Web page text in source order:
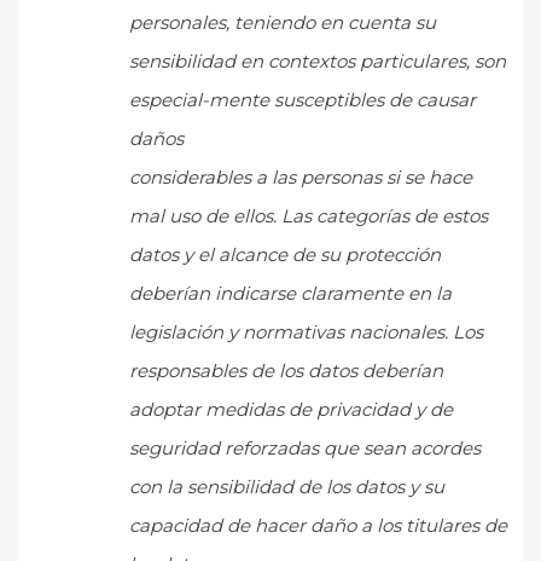
personales, teniendo en cuenta su
sensibilidad en contextos particulares, son
especial-mente susceptibles de causar
daños
considerables a las personas si se hace
mal uso de ellos. Las categorías de estos
datos y el alcance de su protección
deberían indicarse claramente en la
legislación y normativas nacionales. Los
responsables de los datos deberían
adoptar medidas de privacidad y de
seguridad reforzadas que sean acordes
con la sensibilidad de los datos y su
capacidad de hacer daño a los titulares de